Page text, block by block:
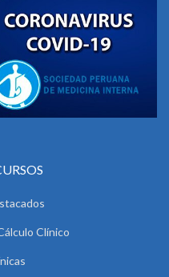
Clínico